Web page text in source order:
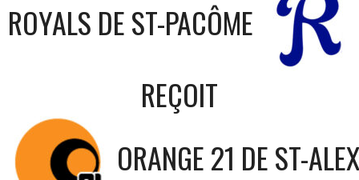
ROYALS DE ST-PACÔME
REÇOIT
ORANGE 21 DE ST-